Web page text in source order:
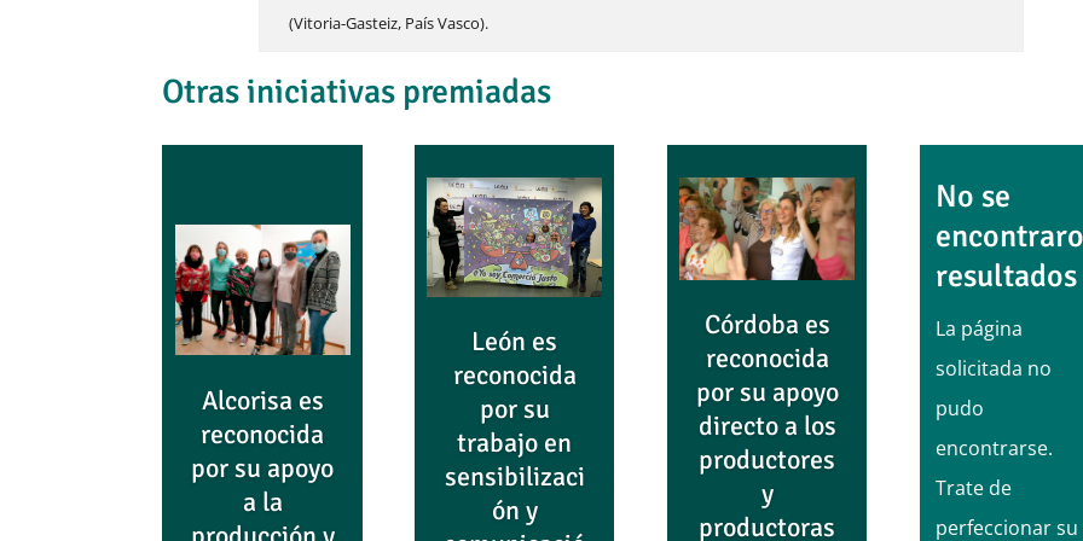
(Vitoria-Gasteiz, País Vasco).
Otras iniciativas premiadas
Alcorisa es
reconocida
por su apoyo
a la
León es
reconocida
por su
trabajo en
sensibilizaci
ón y
Córdoba es
reconocida
por su apoyo
directo a los
productores
y
productoras
No se
resultados
La página
solicitada no
pudo
encontrarse.
Trate de
perfeccionar su